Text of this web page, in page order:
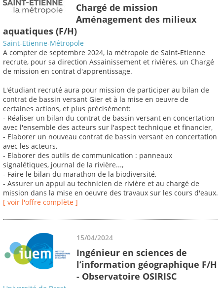
Chargé de mission
Aménagement des milieux
aquatiques (F/H)
Saint-Etienne-Métropole
A compter de septembre 2024, la métropole de Saint-Etienne
recrute, pour sa direction Assainissement et rivières, un Chargé
de mission en contrat d'apprentissage.
L'étudiant recruté aura pour mission de participer au bilan de
contrat de bassin versant Gier et à la mise en oeuvre de
certaines actions, et plus précisément:
- Réaliser un bilan du contrat de bassin versant en concertation
avec l'ensemble des acteurs sur l'aspect technique et financier,
- Elaborer un nouveau contrat de bassin versant en concertation
avec les acteurs,
- Elaborer des outils de communication : panneaux
signalétiques, journal de la rivière...,
- Faire le bilan du marathon de la biodiversité,
- Assurer un appui au technicien de rivière et au chargé de
mission dans la mise en oeuvre des travaux sur les cours d'eaux.
[ voir l'offre complète ]
15/04/2024
Ingénieur en sciences de
l’information géographique F/H
- Observatoire OSIRISC